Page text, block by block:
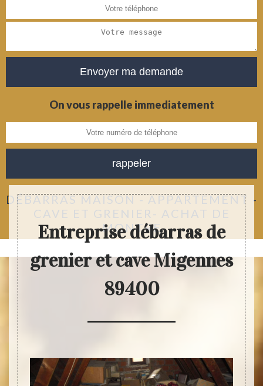
On vous rappelle immediatement
DÉBARRAS MAISON - APPARTEMENT -
CAVE ET GRENIER- ACHAT DE
MONTRE
Entreprise débarras de
grenier et cave Migennes
89400